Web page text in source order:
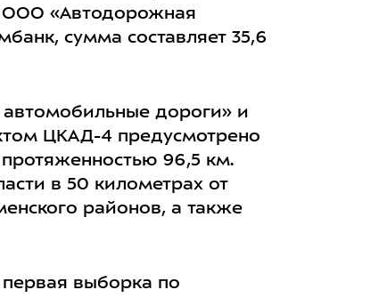
ООО «Автодорожная
сумма составляет 35,6
дороги» и
ЦКАД-4 предусмотрено
96,5 км.
в 50 километрах от
районов, а также
выборка по